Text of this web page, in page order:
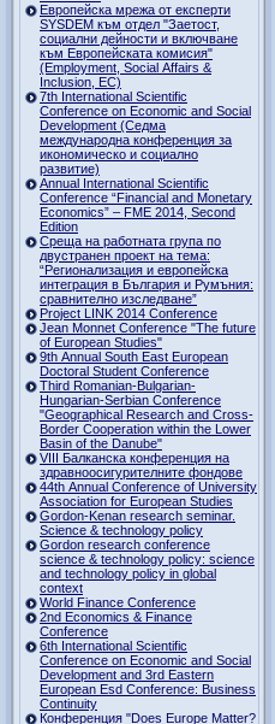
Eвропейска мрежа от експерти
SYSDEM към отдел "Заетост,
социални дейности и включване
към Европейската комисия"
(Employment, Social Affairs &
Inclusion, ЕС)
7th International Scientific
Conference on Economic and Social
Development (Седма
международна конференция за
икономическо и социално
развитие)
Annual International Scientific
Conference “Financial and Monetary
Economics” – FME 2014, Second
Edition
Среща на работната група по
двустранен проект на тема:
“Регионализация и европейска
интеграция в България и Румъния:
сравнително изследване”
Project LINK 2014 Conference
Jean Monnet Conference "The future
of European Studies"
9th Annual South East European
Doctoral Student Conference
Third Romanian-Bulgarian-
Hungarian-Serbian Conference
"Geographical Research and Cross-
Border Cooperation within the Lower
Basin of the Danube"
VIII Балканска конференция на
здравноосигурителните фондове
44th Annual Conference of University
Association for European Studies
Gordon-Kenan research seminar.
Science & technology policy
Gordon research сonference
science & technology policy: science
and technology policy in global
context
World Finance Conference
2nd Economics & Finance
Conference
6th International Scientific
Conference оn Economic and Social
Development and 3rd Eastern
European Esd Conference: Business
Continuity
Конференция "Does Europe Matter?